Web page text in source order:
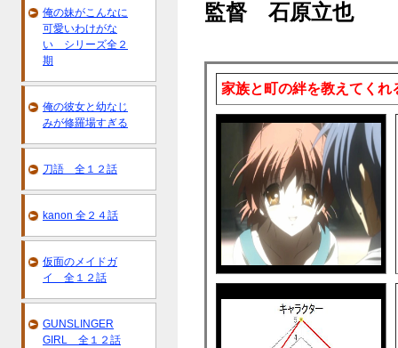
監督 石原立也
家族と町の絆を教えてくれ
俺の妹がこんなに
可愛いわけがな
い シリーズ全２
期
俺の彼女と幼なじ
みが修羅場すぎる
刀語 全１２話
kanon 全２４話
仮面のメイドガ
イ 全１２話
GUNSLINGER
GIRL 全１２話